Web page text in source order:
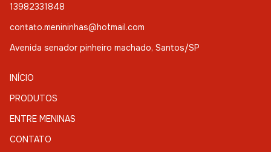
13982331848
contato.menininhas@hotmail.com
Avenida senador pinheiro machado, Santos/SP
INÍCIO
PRODUTOS
ENTRE MENINAS
CONTATO